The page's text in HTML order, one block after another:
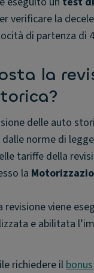
verificare la
di partenza di
la
delle auto
norme di
tariffe della
la
revisione viene
e abilitata
richiedere il